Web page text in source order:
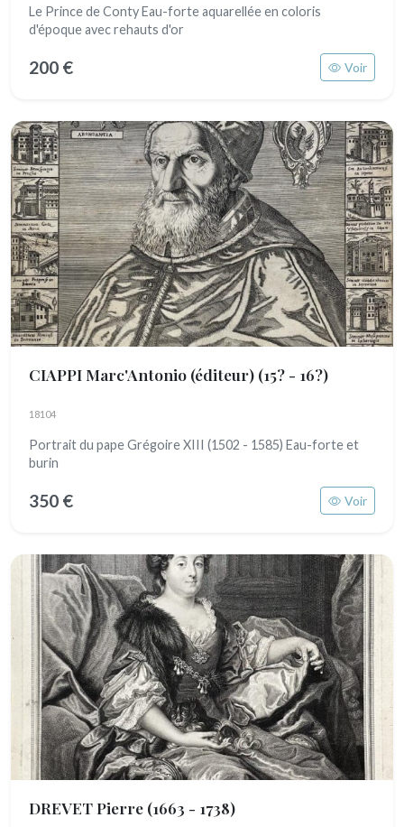
Le Prince de Conty Eau-forte aquarellée en coloris
d'époque avec rehauts d'or
200 € Voir
CIAPPI Marc'Antonio (éditeur) (15? - 16?)
18104
Portrait du pape Grégoire XIII (1502 - 1585) Eau-forte et
burin
350 € Voir
DREVET Pierre (1663 - 1738)